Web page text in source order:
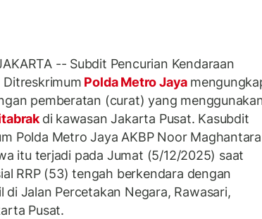
-- Subdit Pencurian Kendaraan
Polda Metro Jaya
pemberatan (curat) yang
di kawasan Jakarta Pusat. Kasubdit
Polda Metro Jaya AKBP Noor Maghantara
itu terjadi pada Jumat (5/12/2025) saat
RRP (53) tengah berkendara dengan
di Jalan Percetakan Negara, Rawasari,
Pusat.